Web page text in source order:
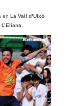
en La Vall d’Uixó
L’Eliana